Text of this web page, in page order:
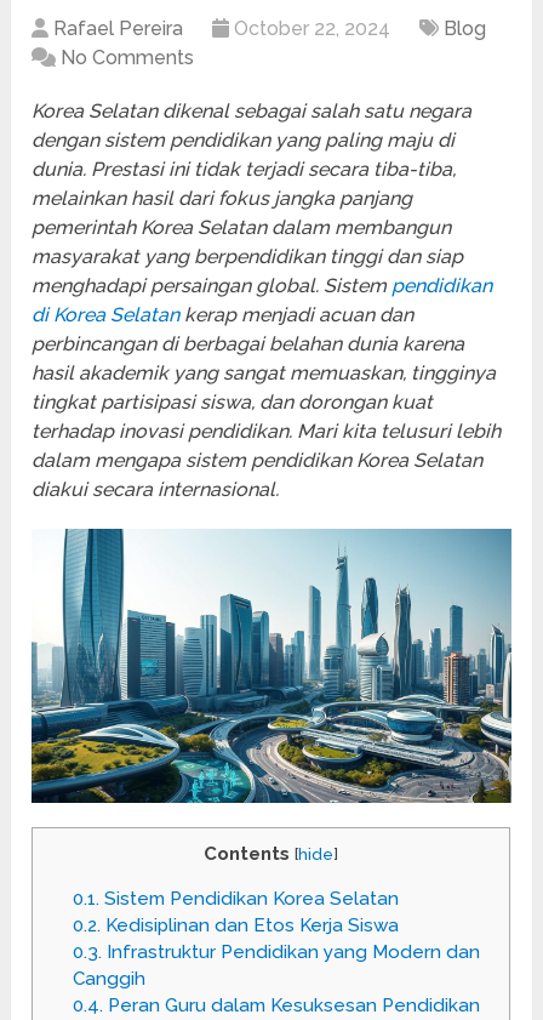
Rafael Pereira October 22, 2024
Blog
No Comments
Korea Selatan dikenal sebagai salah satu negara
dengan sistem pendidikan yang paling maju di
dunia. Prestasi ini tidak terjadi secara tiba-tiba,
melainkan hasil dari fokus jangka panjang
pemerintah Korea Selatan dalam membangun
masyarakat yang berpendidikan tinggi dan siap
menghadapi persaingan global. Sistem pendidikan
di Korea Selatankerap menjadi acuan dan
perbincangan di berbagai belahan dunia karena
hasil akademik yang sangat memuaskan, tingginya
tingkat partisipasi siswa, dan dorongan kuat
terhadap inovasi pendidikan. Mari kita telusuri lebih
dalam mengapa sistem pendidikan Korea Selatan
diakui secara internasional.
Contents [hide]
0.1.Sistem Pendidikan Korea Selatan
0.2.Kedisiplinan dan Etos Kerja Siswa
0.3.Infrastruktur Pendidikan yang Modern dan
Canggih
0.4.Peran Guru dalam Kesuksesan Pendidikan